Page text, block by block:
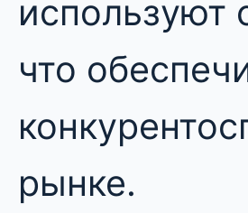
используют
что
рынке.